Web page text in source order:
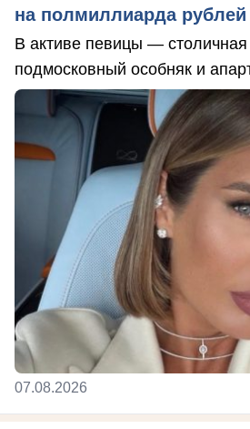
на полмиллиарда рублей
В активе певицы — столичная
подмосковный особняк и
07.08.2026